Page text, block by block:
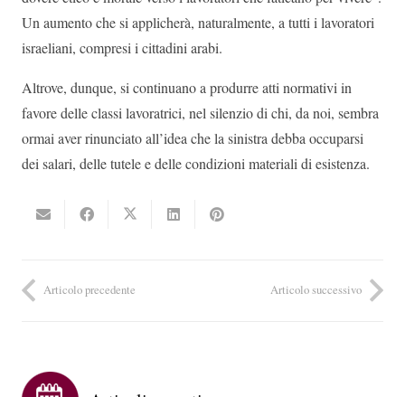
Un aumento che si applicherà, naturalmente, a tutti i lavoratori
israeliani, compresi i cittadini arabi.
Altrove, dunque, si continuano a produrre atti normativi in
favore delle classi lavoratrici, nel silenzio di chi, da noi, sembra
ormai aver rinunciato all’idea che la sinistra debba occuparsi
dei salari, delle tutele e delle condizioni materiali di esistenza.
Articolo precedente Articolo successivo